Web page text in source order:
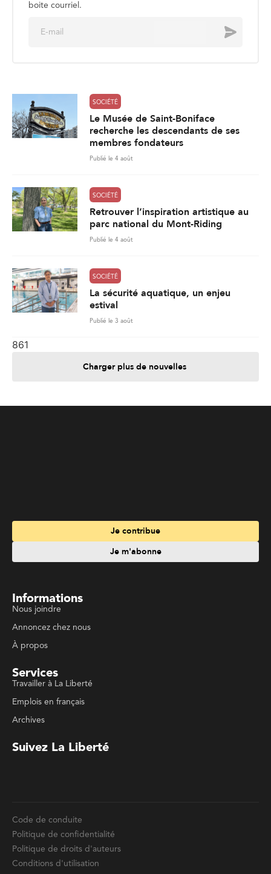
boite courriel.
Envoyer
SOCIÉTÉ
Le Musée de Saint-Boniface
recherche les descendants de ses
membres fondateurs
Publié le 4 août
SOCIÉTÉ
Retrouver l’inspiration artistique au
parc national du Mont-Riding
Publié le 4 août
SOCIÉTÉ
La sécurité aquatique, un enjeu
estival
Publié le 3 août
861
Charger plus de nouvelles
Informations
Services
Travailler à La Liberté
Emplois en français
Suivez La Liberté